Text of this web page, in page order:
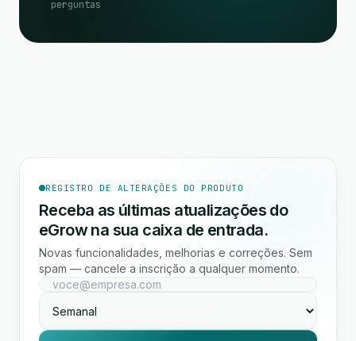
perguntas
REGISTRO DE ALTERAÇÕES DO PRODUTO
Receba as últimas atualizações do
eGrow na sua caixa de entrada.
Novas funcionalidades, melhorias e correções. Sem
spam — cancele a inscrição a qualquer momento.